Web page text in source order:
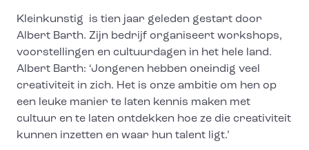
Kleinkunstig is tien jaar geleden gestart door
Albert Barth. Zijn bedrijf organiseert workshops,
voorstellingen en cultuurdagen in het hele land.
Albert Barth: ‘Jongeren hebben oneindig veel
creativiteit in zich. Het is onze ambitie om hen op
een leuke manier te laten kennis maken met
cultuur en te laten ontdekken hoe ze die creativiteit
kunnen inzetten en waar hun talent ligt.’